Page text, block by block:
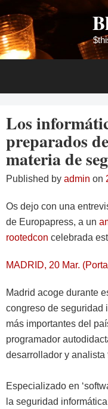
to
content
Los
preparados
materia de
Published by admin on
Os dejo con una
de Europapress, a un
rootedcon celebrada
MADRID, 20 Mar.
Madrid acoge durante
congreso de seguridad
más importantes del
programador
desarrollador y analista
Especializado en
la seguridad